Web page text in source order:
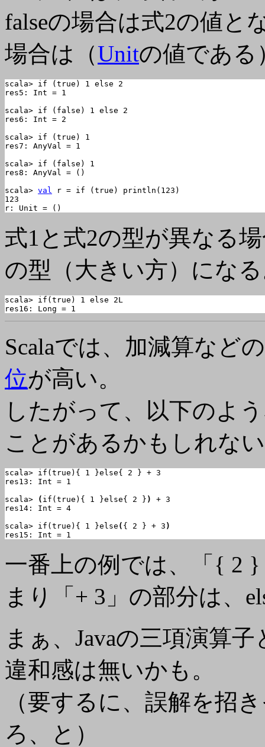
falseの場合は式2の値と
場合は（Unitの値である
scala> if (true) 1 else 2
res5: Int = 1
scala> if (false) 1 else 2
res6: Int = 2
scala> if (true) 1
res7: AnyVal = 1
scala> if (false) 1
res8: AnyVal = ()
scala> val
r = if (true) println(123)
123
r: Unit = ()
式1と式2の型が異なる
の型（大きい方）にな
scala> if(true) 1 else 2L
res16: Long = 1
Scalaでは、加減算など
位が高い。
したがって、以下のよ
ことがあるかもしれな
scala> if(true){ 1 }else{ 2 } + 3
res13: Int = 1
scala>
( if(true){ 1 }else{ 2 } )
+ 3
res14: Int = 4
scala> if(true){ 1 }else ( { 2 } + 3 )
res15: Int = 1
一番上の例では、「{ 2
まり「+ 3」の部分は、
まぁ、Javaの三項演算
違和感は無いかも。
（要するに、誤解を招
ろ、と）